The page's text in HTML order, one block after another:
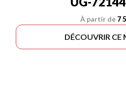
À partir de 7
DÉCOUVRIR CE